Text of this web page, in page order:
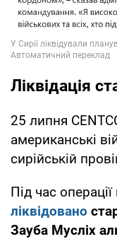
Ліквідація
25 липня
американські
сирійській
Під час
ліквідовано
Зауба Мусліх